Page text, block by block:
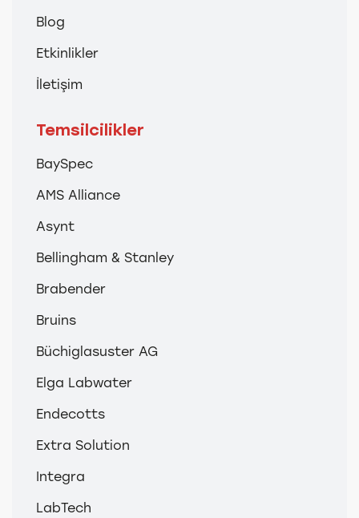
Blog
Etkinlikler
İletişim
Temsilcilikler
BaySpec
AMS Alliance
Asynt
Bellingham & Stanley
Brabender
Bruins
Büchiglasuster AG
Elga Labwater
Endecotts
Extra Solution
Integra
LabTech